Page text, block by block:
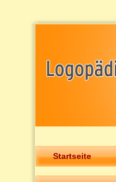
Startseite